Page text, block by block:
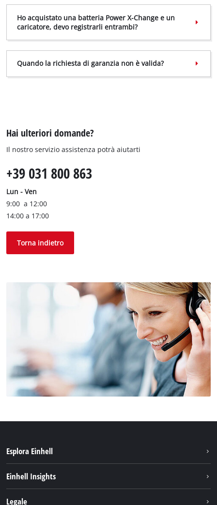
Ho acquistato una batteria Power X-Change e un
caricatore, devo registrarli entrambi?
Quando la richiesta di garanzia non è valida?
Hai ulteriori domande?
Il nostro servizio assistenza potrà aiutarti
+39 031 800 863
Lun - Ven
9:00 a 12:00
14:00 a 17:00
Torna indietro
Esplora Einhell
Chi siamo
Einhell Insights
Legale